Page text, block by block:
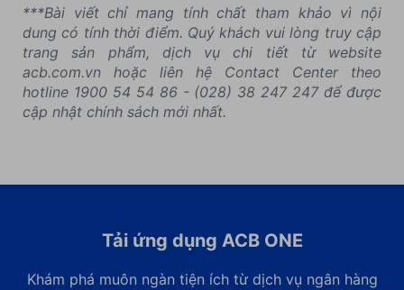
***Bài viết chỉ mang tính chất tham khảo vì nội
dung có tính thời điểm. Quý khách vui lòng truy cập
trang sản phẩm, dịch vụ chi tiết từ website
acb.com.vn hoặc liên hệ Contact Center theo
hotline 1900 54 54 86 - (028) 38 247 247 để được
cập nhật chính sách mới nhất.
Tải ứng dụng ACB ONE
Khám phá muôn ngàn tiện ích từ dịch vụ ngân hàng